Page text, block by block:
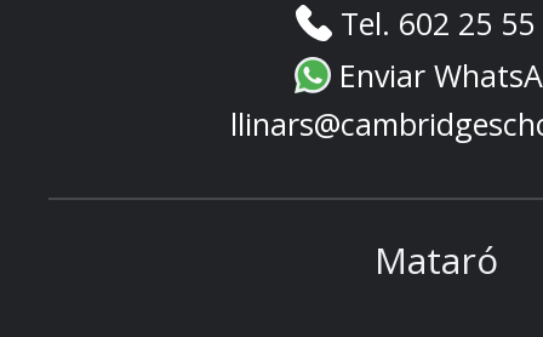
Tel. 602 25
Enviar
Mataró